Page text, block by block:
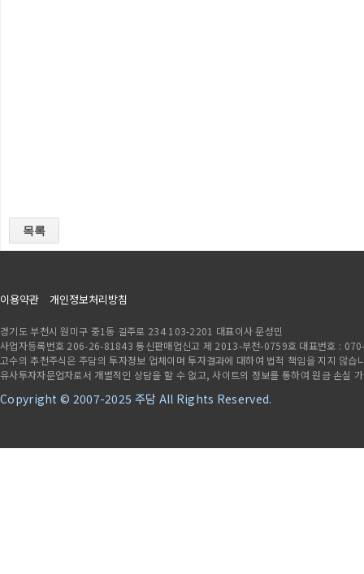
목록
이용약관 개인정보처리방침
경기도 부천시 원미구 중1동 길주로 234 103-2201 대표이사 문성민
사업자등록번호 206-26-81843 통신판매업신고 제 2013-부천-0759호 대표번호 :
고수의 추천주식은 주담의 투자정보 업체이며 투자결과에 대하여 법적 책임을 지지 않
유사투자자문업자로서 개별적인 상담을 할 수 없고, 사이트의 정보를 통하여 원금 손실
Copyright © 2007-2025 주담 All Rights Reserved.